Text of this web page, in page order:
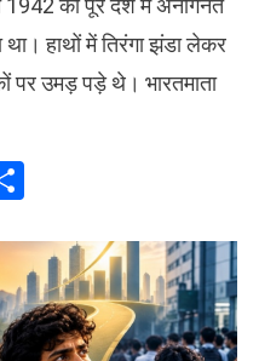
1942 को पूरे देश में अनगिनत
हाथों में तिरंगा झंडा लेकर
पर उमड़ पड़े थे। भारतमाता